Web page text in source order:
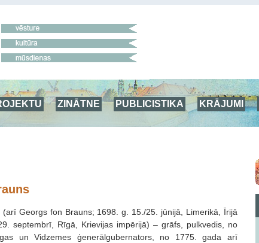
ZINĀTNE PUBLICISTIKA KRĀJUMI
(arī Georgs fon Brauns; 1698. g. 15./25. jūnijā, Limerikā, Īrijā
septembrī, Rīgā, Krievijas impērijā) – grāfs, pulkvedis, no
un Vidzemes ģenerālgubernators, no 1775. gada arī